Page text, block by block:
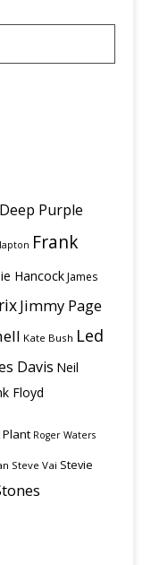
Deep Purple
Frank
HancockJames
Jimmy Page
Kate Bush Led
Davis Neil
Floyd
Roger Waters
Steve Vai Stevie